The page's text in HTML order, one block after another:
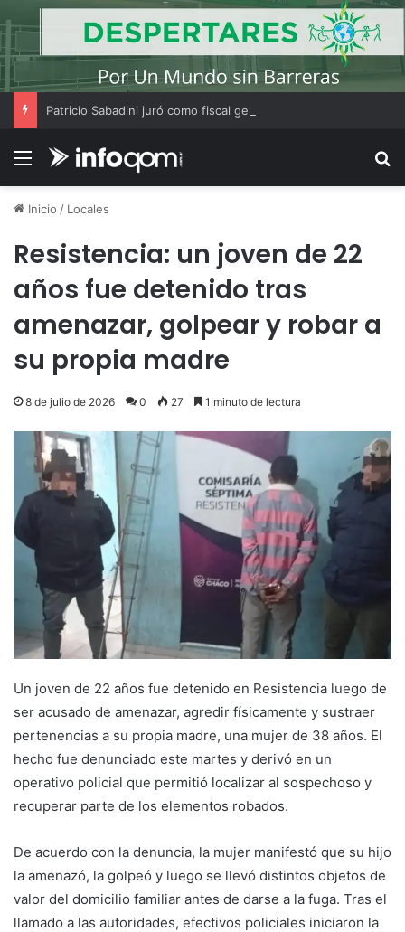
Menú
Inicio / Locales
Resistencia: un joven de 22
años fue detenido tras
amenazar, golpear y robar a
su propia madre
8 de julio de 2026 0 27 1 minuto de lectura
Un joven de 22 años fue detenido en Resistencia luego de
ser acusado de amenazar, agredir físicamente y sustraer
pertenencias a su propia madre, una mujer de 38 años. El
hecho fue denunciado este martes y derivó en un
operativo policial que permitió localizar al sospechoso y
recuperar parte de los elementos robados.
De acuerdo con la denuncia, la mujer manifestó que su hijo
la amenazó, la golpeó y luego se llevó distintos objetos de
valor del domicilio familiar antes de darse a la fuga. Tras el
llamado a las autoridades, efectivos policiales iniciaron la